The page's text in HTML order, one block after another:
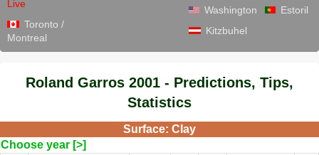
Live
Toronto /
Montreal
Washington
Estoril
Kitzbuhel
Roland Garros 2001 - Predictions, Tips,
Statistics
Surface: Clay
Choose year [>]